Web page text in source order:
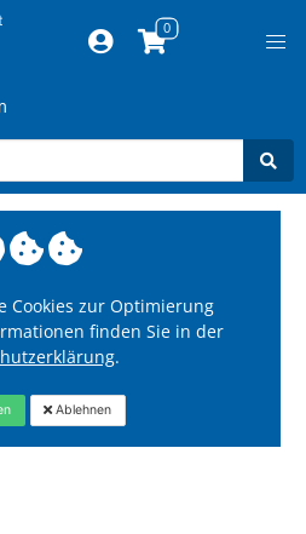
Cookies zur Optimierung
finden Sie in der
.
Ablehnen